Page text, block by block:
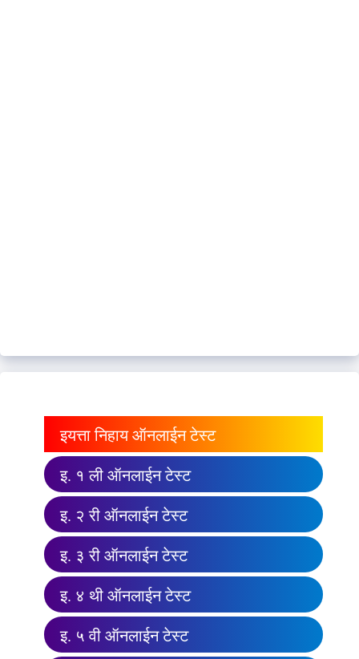
इयत्ता निहाय ऑनलाईन टेस्ट
इ. १ ली ऑनलाईन टेस्ट
इ. २ री ऑनलाईन टेस्ट
इ. ३ री ऑनलाईन टेस्ट
इ. ४ थी ऑनलाईन टेस्ट
इ. ५ वी ऑनलाईन टेस्ट